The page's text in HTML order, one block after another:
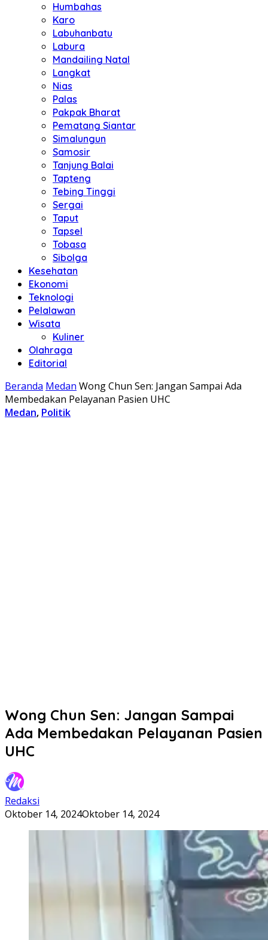
Humbahas
Karo
Labuhanbatu
Labura
Mandailing Natal
Langkat
Nias
Palas
Pakpak Bharat
Pematang Siantar
Simalungun
Samosir
Tanjung Balai
Tapteng
Tebing Tinggi
Sergai
Taput
Tapsel
Tobasa
Sibolga
Kesehatan
Ekonomi
Teknologi
Pelalawan
Wisata
Kuliner
Olahraga
Editorial
Beranda Medan Wong Chun Sen: Jangan Sampai Ada
Membedakan Pelayanan Pasien UHC
Medan, Politik
Wong Chun Sen: Jangan Sampai
Ada Membedakan Pelayanan Pasien
UHC
Redaksi
Oktober 14, 2024Oktober 14, 2024